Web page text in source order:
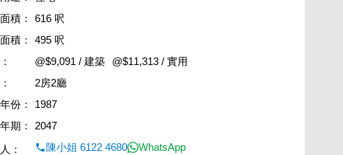
積：
616 呎
積：
495 呎
@$9,091 / 建築
@$11,313 / 實用
2房2廳
份：
1987
期：
2047
：
陳小姐 6122 4680
WhatsApp